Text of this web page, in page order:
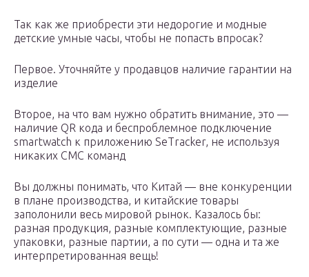
Так как же приобрести эти недорогие и модные
детские умные часы, чтобы не попасть впросак?
Первое. Уточняйте у продавцов наличие гарантии на
изделие
Второе, на что вам нужно обратить внимание, это —
наличие QR кода и беспроблемное подключение
smartwatch к приложению SeTracker, не используя
никаких СМС команд
Вы должны понимать, что Китай — вне конкуренции
в плане производства, и китайские товары
заполонили весь мировой рынок. Казалось бы:
разная продукция, разные комплектующие, разные
упаковки, разные партии, а по сути — одна и та же
интерпретированная вещь!